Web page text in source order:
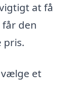
at få
den
pris.
et